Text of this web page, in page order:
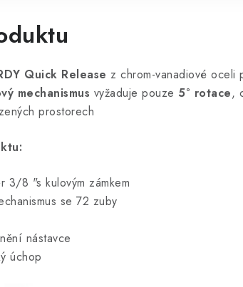
Quick Release z chrom-vanadiové oceli
mechanismus vyžaduje pouze 5° rotace,
prostorech
3/8 "s kulovým zámkem
se 72 zuby
nástavce
úchop